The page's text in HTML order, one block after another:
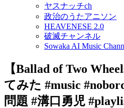
ヤスナッチch
政治のうたアニソン
HEAVENESE 2.0
破滅チャンネル
Sowaka AI Music
【Ballad of Two
てみた #music
問題 #溝口勇児